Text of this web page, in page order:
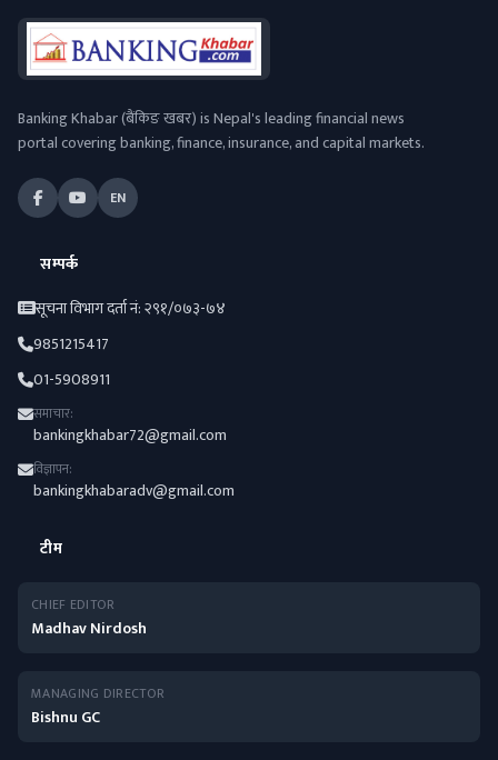
Banking Khabar (बैंकिङ खबर) is Nepal's leading financial news
portal covering banking, finance, insurance, and capital markets.
EN
सम्पर्क
सूचना विभाग दर्ता नं: २९१/०७३-७४
9851215417
01-5908911
समाचार:
bankingkhabar72@gmail.com
विज्ञापन:
bankingkhabaradv@gmail.com
टीम
CHIEF EDITOR
Madhav Nirdosh
MANAGING DIRECTOR
Bishnu GC